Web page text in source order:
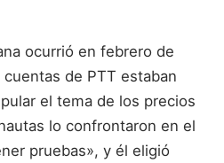
ocurrió en febrero de
de PTT estaban
el tema de los precios
lo confrontaron en el
pruebas», y él eligió